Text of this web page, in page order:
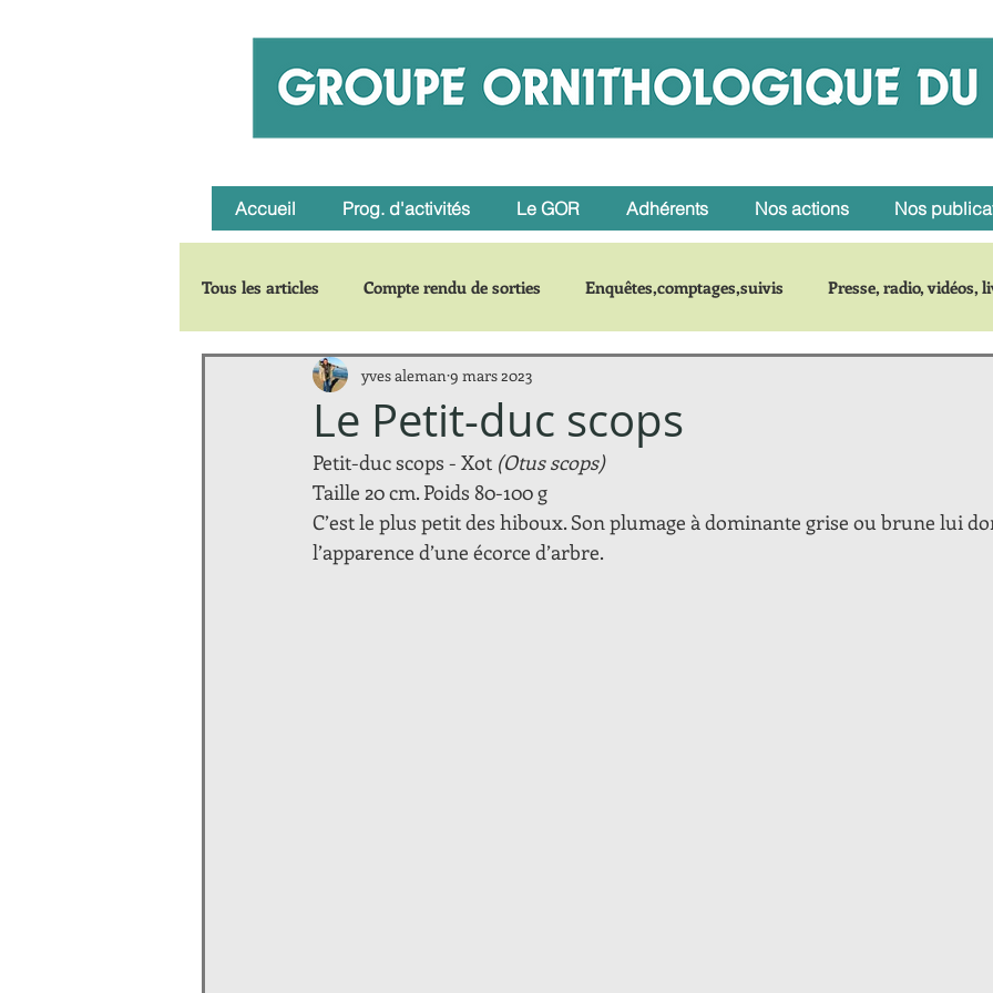
Accueil Prog. d'activités Le GOR Adhérents Nos actions Nos
Tous les articles Compte rendu de sorties Enquêtes,comptages,suivis Presse, radio, vidéos,
Carnets de voyages Zoom sur une espèce
Le Petit-duc scops
yves aleman 9 mars 2023
Petit-duc scops - Xot (Otus scops)
Taille 20 cm. Poids 80-100 g
C’est le plus petit des hiboux. Son plumage à dominante grise ou brune lui
l’apparence d’une écorce d’arbre.